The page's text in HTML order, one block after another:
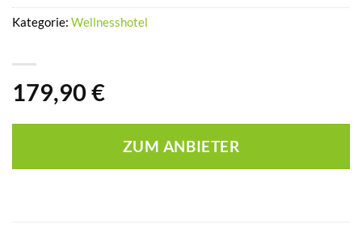
179,90 €
ZUM ANBIETER
Kategorie: Wellnesshotel